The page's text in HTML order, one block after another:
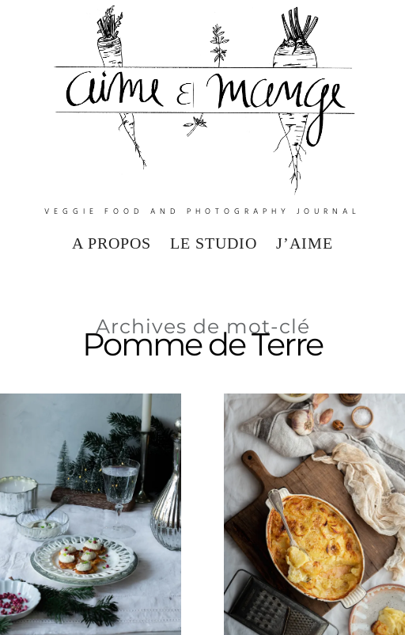
VEGGIE FOOD AND PHOTOGRAPHY JOURNAL
A PROPOS LE STUDIO J’AIME
Archives de mot-clé
Pomme de Terre